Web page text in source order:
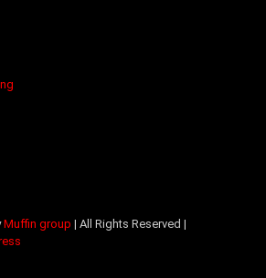
Muffin group | All Rights Reserved |